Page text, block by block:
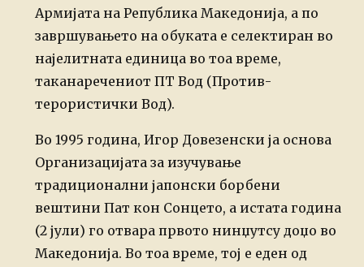
Армијата на Република Македонија, а по
завршувањето на обуката е селектиран во
најелитната единица во тоа време,
таканаречениот ПТ Вод (Против-
терористички Вод).
Во 1995 година, Игор Довезенски ја основа
Организацијата за изучување
традиционални јапонски борбени
вештини Пат кон Сонцето, а истата година
(2 јули) го отвара првото нинџутсу доџо во
Македонија. Во тоа време, тој е еден од